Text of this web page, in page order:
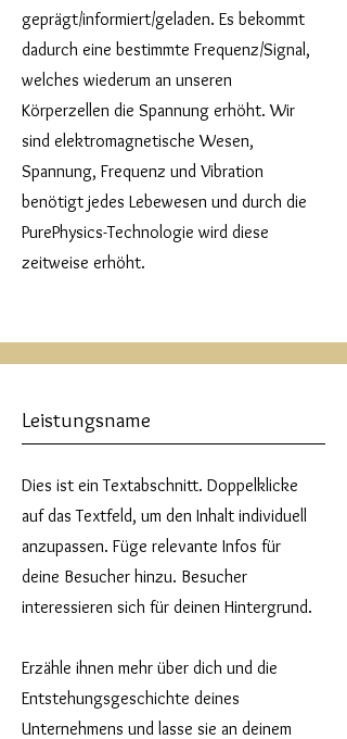
geprägt/informiert/geladen. Es bekommt
dadurch eine bestimmte Frequenz/Signal,
welches wiederum an unseren
Körperzellen die Spannung erhöht. Wir
sind elektromagnetische Wesen,
Spannung, Frequenz und Vibration
benötigt jedes Lebewesen und durch die
PurePhysics-Technologie wird diese
zeitweise erhöht.
Leistungsname
Dies ist ein Textabschnitt. Doppelklicke
auf das Textfeld, um den Inhalt individuell
anzupassen. Füge relevante Infos für
deine Besucher hinzu. Besucher
interessieren sich für deinen Hintergrund.
Erzähle ihnen mehr über dich und die
Entstehungsgeschichte deines
Unternehmens und lasse sie an deinem